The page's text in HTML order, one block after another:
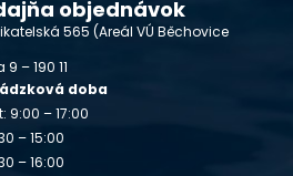
objednávok
565 (Areál VÚ Běchovice
9 – 190 11
doba
9:00 – 17:00
– 15:00
– 16:00